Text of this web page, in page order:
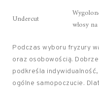
Undercut
włosy
Podczas wyboru fryzury
oraz osobowością.
podkreśla
ogólne samopoczucie.